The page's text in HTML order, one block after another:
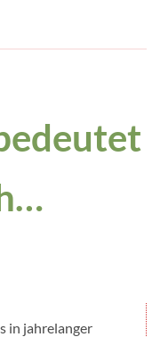
in jahrelanger